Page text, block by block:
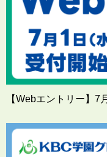
【Webエントリー】7